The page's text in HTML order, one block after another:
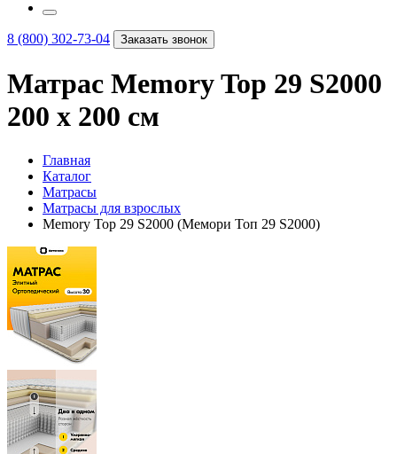
8 (800) 302-73-04 Заказать звонок
Матрас Memory Top 29 S2000
200 х 200 см
Главная
Каталог
Матрасы
Матрасы для взрослых
Memory Top 29 S2000 (Мемори Топ 29 S2000)